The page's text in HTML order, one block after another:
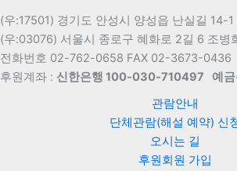
(우:17501) 경기도 안성시 양성읍 난실길 14-
(우:03076) 서울시 종로구 혜화로 2길 6 조병
전화번호 02-762-0658 FAX 02-3673-0436
후원계좌 : 신한은행 100-030-710497
예
관람안내
단체관람(해설 예약) 신
오시는 길
후원회원 가입